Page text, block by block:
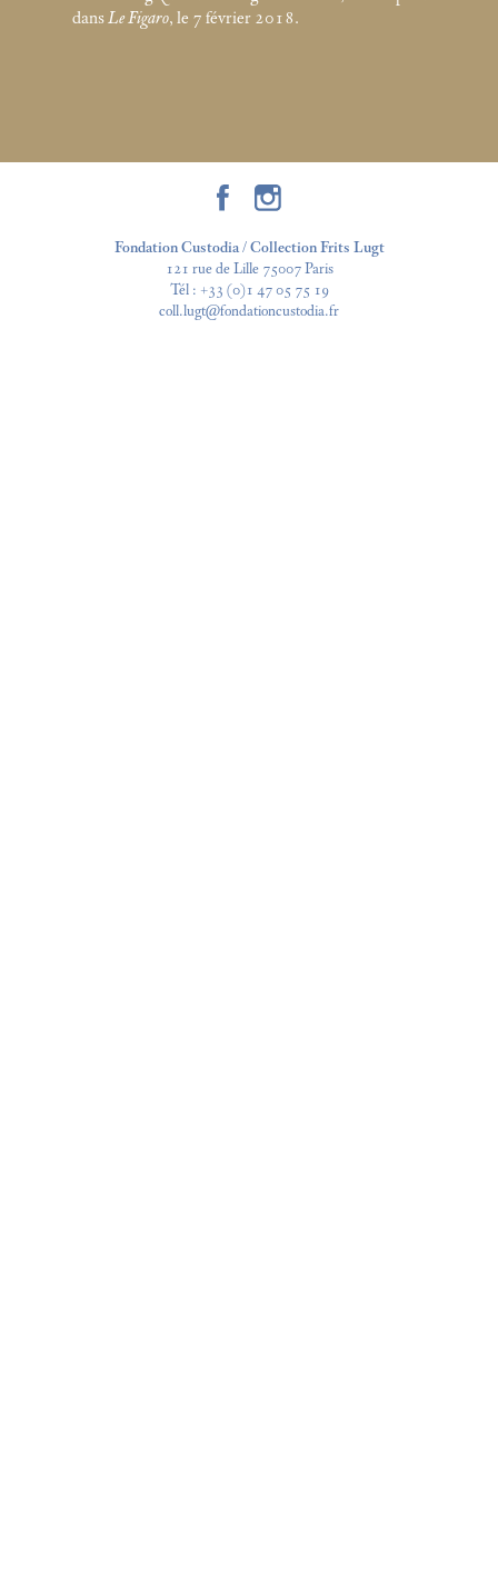
dansLe Figaro, le 7 février 2018.
Fondation Custodia / Collection Frits Lugt
121 rue de Lille 75007 Paris
Tél : +33 (0)1 47 05 75 19
coll.lugt@fondationcustodia.fr